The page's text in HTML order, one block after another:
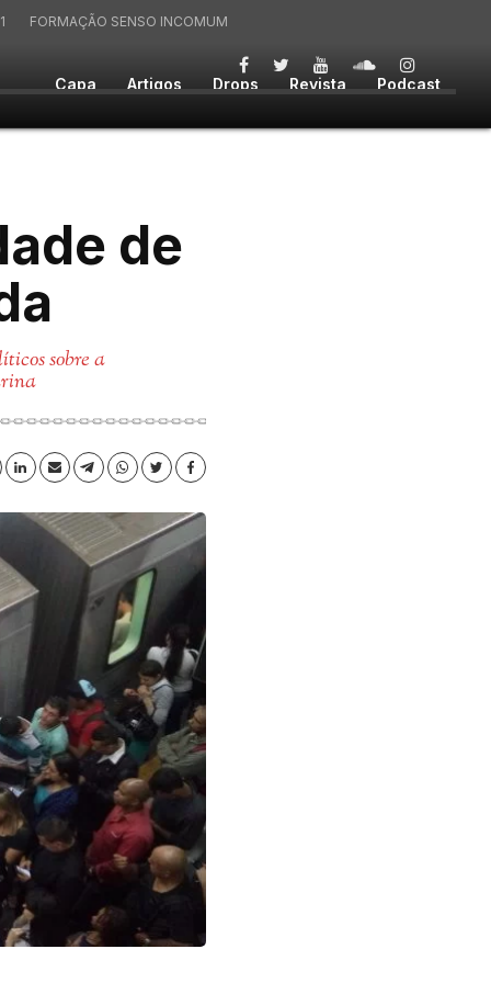
Capa Artigos Drops Revista Podcast
FORMAÇÃO SENSO INCOMUM
de
sobre a